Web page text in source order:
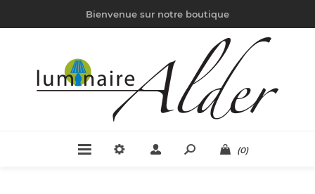
Bienvenue sur notre boutique
(0)